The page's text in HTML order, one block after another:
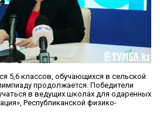
5,6 классов, обучающихся в сельской
продолжается. Победители
в ведущих школах для одаренных
Республиканской физико-